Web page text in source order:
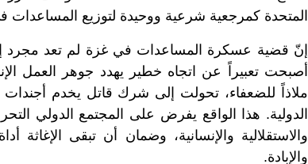
المتحدة كمرجعية شرعية ووحيدة لتوزيع المساعدات
إنّ قضية عسكرة المساعدات في غزة لم تعد
أصبحت تعبيراً عن اتجاه خطير يهدد جوهر العمل
ملاذاً للضعفاء، تحولت إلى شرك قاتل يخدم
الدولية. هذا الواقع يفرض على المجتمع الدولي
والاستقلالية والإنسانية، وضمان أن تبقى الإغاثة
والإبادة.